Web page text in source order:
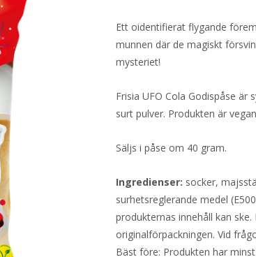
Ett oidentifierat flygande
munnen där de magiskt
mysteriet!
Frisia UFO Cola Godispåse
surt pulver. Produkten är
Säljs i påse om 40 gram.
Ingredienser: socker,
surhetsreglerande medel
produkternas innehåll kan
originalförpackningen. Vid
Bäst före: Produkten har